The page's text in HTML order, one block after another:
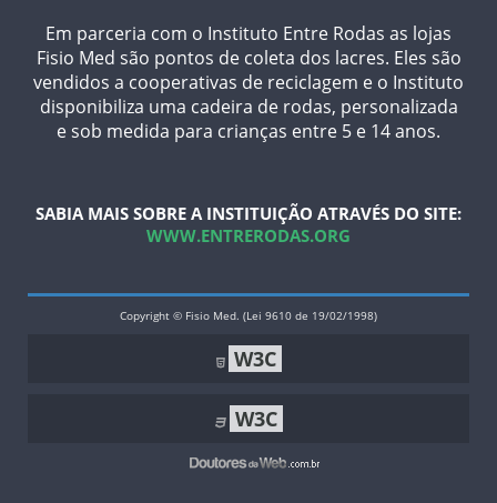
Em parceria com o Instituto Entre Rodas as lojas
Fisio Med são pontos de coleta dos lacres. Eles são
vendidos a cooperativas de reciclagem e o Instituto
disponibiliza uma cadeira de rodas, personalizada
e sob medida para crianças entre 5 e 14 anos.
SABIA MAIS SOBRE A INSTITUIÇÃO ATRAVÉS DO SITE:
WWW.ENTRERODAS.ORG
Copyright © Fisio Med. (Lei 9610 de 19/02/1998)
W3C
W3C